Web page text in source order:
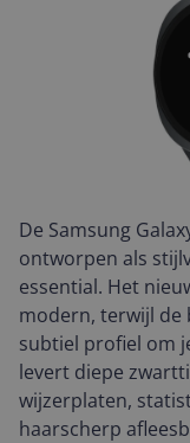
De Samsung
ontworpen als
essential. Het
modern, terwijl de
subtiel profiel om
levert diepe
wijzerplaten,
haarscherp